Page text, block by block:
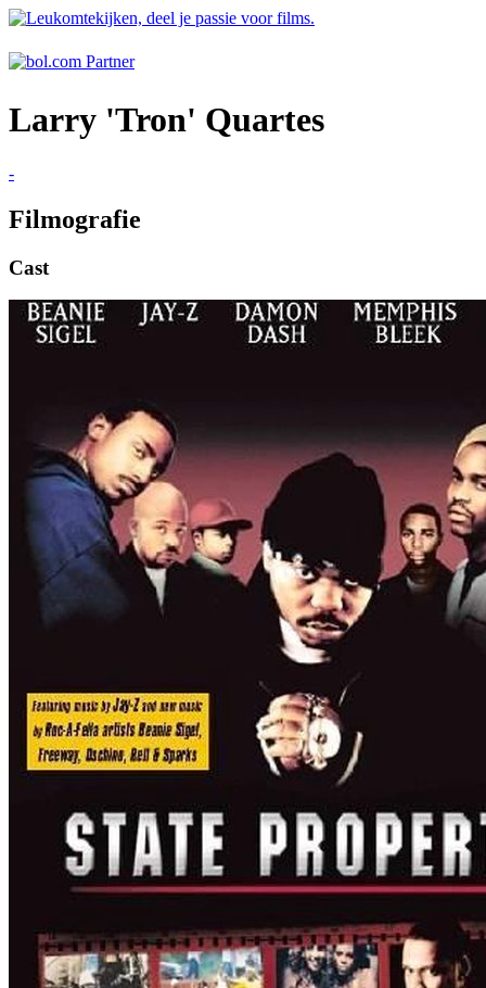
Larry 'Tron' Quartes
-
Filmografie
Cast